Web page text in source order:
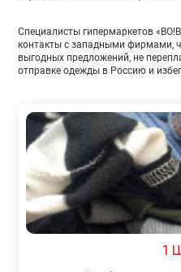
Специалисты гипермаркетов
контакты с западными фирмами,
выгодных предложений, не
отправке одежды в Россию и
1